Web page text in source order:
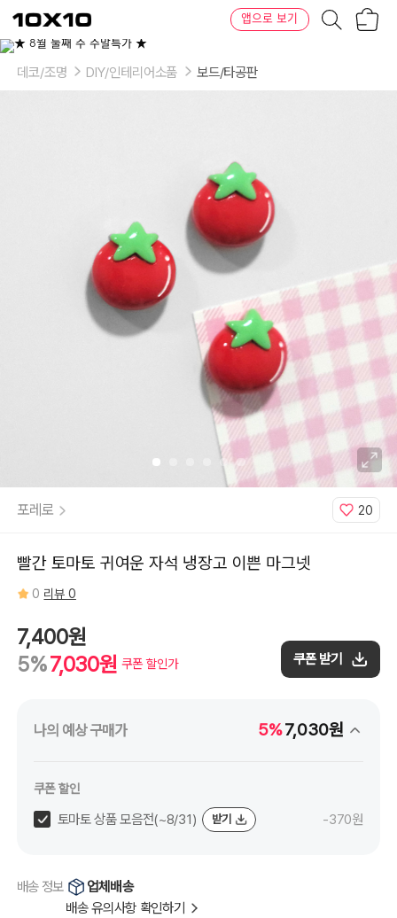
텐
바
텐
앱으로 보기
이
상
데코/조명 DIY/인테리어소품 보드/타공판
포레로 20
빨간 토마토 귀여운 자석 냉장고 이쁜 마그넷
0 리뷰 0
7,400원
5%7,030원 쿠폰 할인가 쿠폰 받기
나의 예상 구매가 5%7,030원
쿠폰 할인
토마토 상품 모음전(~8/31) 받기 -370원
배송 정보
업체배송
배송 유의사항 확인하기